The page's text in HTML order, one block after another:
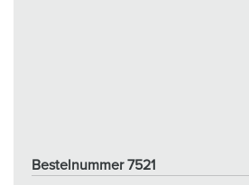
Bestelnummer 7521